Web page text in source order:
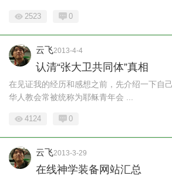
2523 0
云飞2013-4-4
认清“张大卫共同体”真相
在见证我的经历和感想之前，先介绍一下自
华人教会常被统称为耶稣青年会 ...
4124 0
云飞2013-3-29
在线神学装备网站汇总